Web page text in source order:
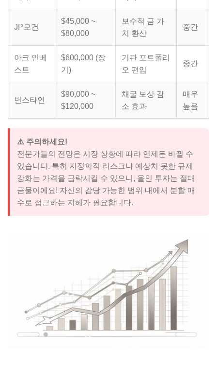
JP모건
$45,000 ~
$80,000
보수적 금 가
치 환산
중간
아크 인베
스트
$600,000 (장
기)
기관 포트폴리
오 편입
중간
번스타인
$90,000 ~
$120,000
채굴 보상 감
소 효과
매우
높음
⚠️ 주의하세요!
전문가들의 전망은 시장 상황에 따라 언제든 바뀔 수
있습니다. 특히 지정학적 리스크나 예상치 못한 규제
강화는 가격을 급락시킬 수 있으니, 올인 투자는 절대
금물이에요! 자신의 감당 가능한 범위 내에서 분할 매
수로 접근하는 지혜가 필요합니다.